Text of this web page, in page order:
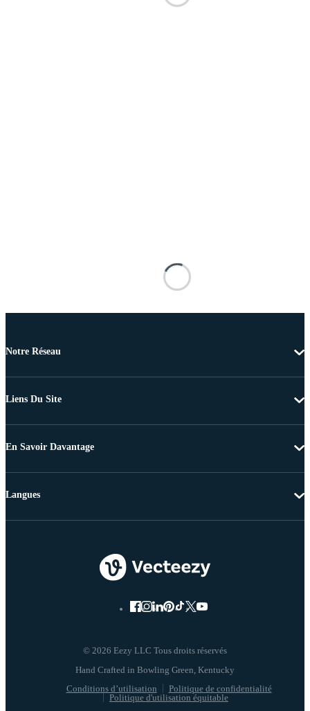
Notre Réseau
Liens Du Site
En Savoir Davantage
© 2026 Eezy LLC Tous droits réservés
Conditions d’utilisation
Politique de confidentialité
Politique d'utilisation équitable
Langues